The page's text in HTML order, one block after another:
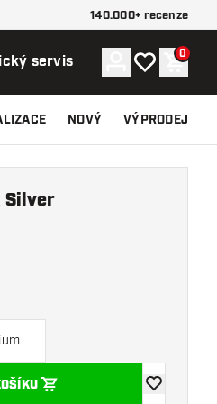
140.000+ recenze
servis ÚčetMůj seznam
0
NOVÝ VÝPRODEJ
Silver
Přidat do